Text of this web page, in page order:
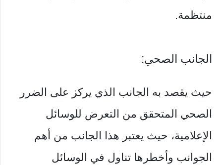
منتظمة.
الجانب الصحي:
حيث يقصد به الجانب الذي يركز على الضرر
الصحي المتحقق من التعرض للوسائل
الإعلامية، حيث يعتبر هذا الجانب من أهم
الجوانب وأخطرها تناول في الوسائل